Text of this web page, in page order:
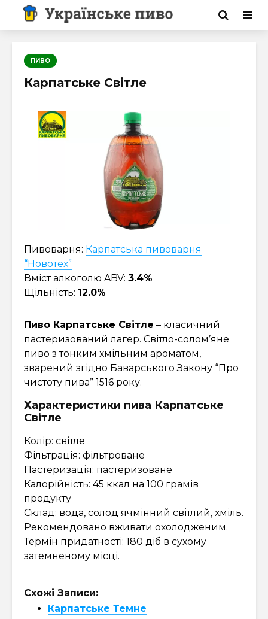
ПИВО
Карпатське Світле
Пивоварня: Карпатська пивоварня
“Новотех”
Вміст алкоголю ABV: 3.4%
Щільність: 12.0%
Пиво Карпатське Світле – класичний
пастеризований лагер. Світло-солом’яне
пиво з тонким хмільним ароматом,
зварений згідно Баварського Закону “Про
чистоту пива” 1516 року.
Характеристики пива Карпатське
Світле
Колір: світле
Фільтрація: фільтроване
Пастеризація: пастеризоване
Калорійність: 45 ккал на 100 грамів
продукту
Склад: вода, солод ячмінний світлий, хміль.
Рекомендовано вживати охолодженим.
Термін придатності: 180 діб в сухому
затемненому місці.
Схожі Записи:
Карпатське Темне